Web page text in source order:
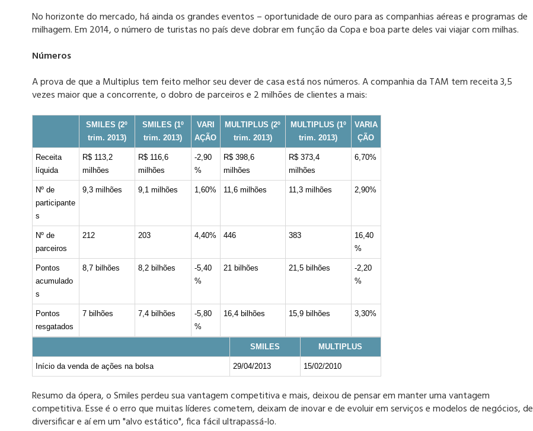
No horizonte do mercado, há ainda os grandes eventos – oportunidade de ouro para as companhias aéreas e programas de
milhagem. Em 2014, o número de turistas no país deve dobrar em função da Copa e boa parte deles vai viajar com milhas.
Números
A prova de que a Multiplus tem feito melhor seu dever de casa está nos números. A companhia da TAM tem receita 3,5
vezes maior que a concorrente, o dobro de parceiros e 2 milhões de clientes a mais:
SMILES (2º
trim. 2013)
SMILES (1º
trim. 2013)
VARI
AÇÃO
MULTIPLUS (2º
trim. 2013)
MULTIPLUS (1º
trim. 2013)
VARIA
ÇÃO
Receita
líquida
R$ 113,2
milhões
R$ 116,6
milhões
-2,90
%
R$ 398,6
milhões
R$ 373,4
milhões
6,70%
Nº de
participante
s
9,3 milhões 9,1 milhões 1,60% 11,6 milhões 11,3 milhões 2,90%
Nº de
parceiros
212 203 4,40% 446 383
16,40
%
Pontos
acumulado
s
8,7 bilhões 8,2 bilhões
-5,40
%
21 bilhões 21,5 bilhões
-2,20
%
Pontos
resgatados
7 bilhões 7,4 bilhões
-5,80
%
16,4 bilhões 15,9 bilhões 3,30%
SMILES MULTIPLUS
Início da venda de ações na bolsa 29/04/2013 15/02/2010
Resumo da ópera, o Smiles perdeu sua vantagem competitiva e mais, deixou de pensar em manter uma vantagem
competitiva. Esse é o erro que muitas líderes cometem, deixam de inovar e de evoluir em serviços e modelos de negócios, de
diversificar e aí em um "alvo estático", fica fácil ultrapassá-lo.